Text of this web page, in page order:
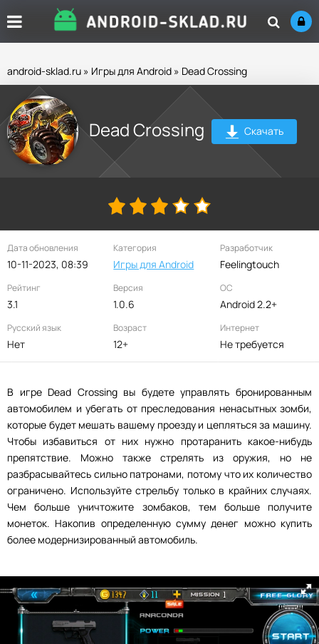
android-sklad.ru » Игры для Android » Dead Crossing
Dead Crossing Скачать
Дата обновления
10-11-2023, 08:39
Категория
Игры для Android
Разработчик
Feelingtouch
Рейтинг
3.1
Версия
1.0.6
ОС
Android 2.2+
Русский язык
Нет
Возраст
12+
Интернет
Не требуется
В игре Dead Crossing вы будете управлять бронированным
автомобилем и убегать от преследования ненасытных зомби,
которые будет мешать вашему проезду и цепляться за машину.
Чтобы избавиться от них нужно протаранить какое-нибудь
препятствие. Можно также стрелять из оружия, но не
разбрасывайтесь сильно патронами, потому что их количество
ограничено. Используйте стрельбу только в крайних случаях.
Чем больше уничтожите зомбаков, тем больше получите
монеток. Накопив определенную сумму денег можно купить
более модернизированный автомобиль.